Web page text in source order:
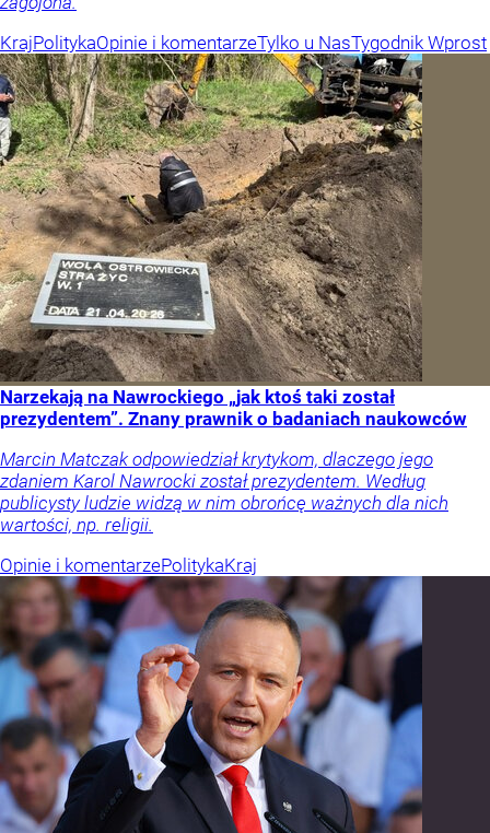
KrajPolitykaOpinie i komentarzeTylko u NasTygodnik Wprost
Narzekają na Nawrockiego „jak ktoś taki został
prezydentem”. Znany prawnik o badaniach naukowców
Marcin Matczak odpowiedział krytykom, dlaczego jego
zdaniem Karol Nawrocki został prezydentem. Według
publicysty ludzie widzą w nim obrońcę ważnych dla nich
wartości, np. religii.
Opinie i komentarzePolitykaKraj